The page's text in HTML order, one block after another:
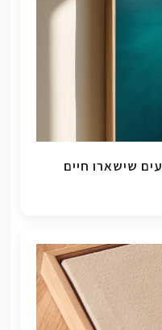
שישארו חיים